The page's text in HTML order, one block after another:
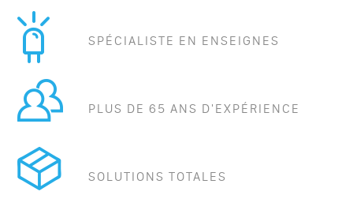
SPÉCIALISTE EN ENSEIGNES
PLUS DE 65 ANS D'EXPÉRIENCE
SOLUTIONS TOTALES